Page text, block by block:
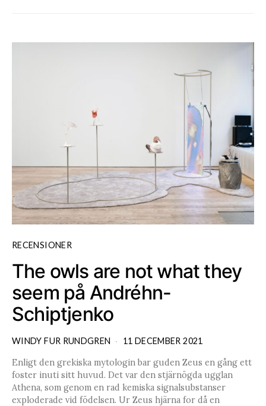
RECENSIONER
The owls are not what they
seem på Andréhn-
Schiptjenko
WINDY FUR RUNDGREN 11 DECEMBER 2021
Enligt den grekiska mytologin bar guden Zeus en gång ett
foster inuti sitt huvud. Det var den stjärnögda ugglan
Athena, som genom en rad kemiska signalsubstanser
exploderade vid födelsen. Ur Zeus hjärna for då en